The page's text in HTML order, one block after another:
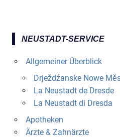
NEUSTADT-SERVICE
Allgemeiner Überblick
Drježdźanske Nowe
La Neustadt de Dresde
La Neustadt di Dresda
Apotheken
Ärzte & Zahnärzte